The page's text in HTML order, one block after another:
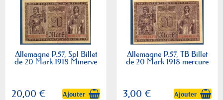
Allemagne P.57, Spl Billet
de 20 Mark 1918 Minerve
20,00 € Ajouter
Allemagne P.57, TB Billet
de 20 Mark 1918 mercure
3,00 € Ajouter